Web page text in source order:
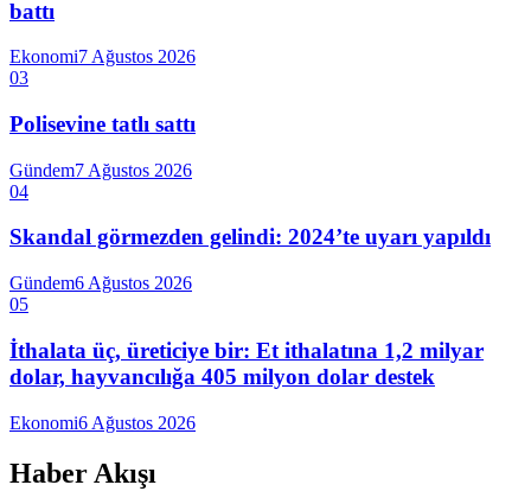
battı
Ekonomi7 Ağustos 2026
03
Polisevine tatlı sattı
Gündem7 Ağustos 2026
04
Skandal görmezden gelindi: 2024’te uyarı yapıldı
Gündem6 Ağustos 2026
05
İthalata üç, üreticiye bir: Et ithalatına 1,2 milyar
dolar, hayvancılığa 405 milyon dolar destek
Ekonomi6 Ağustos 2026
Haber Akışı